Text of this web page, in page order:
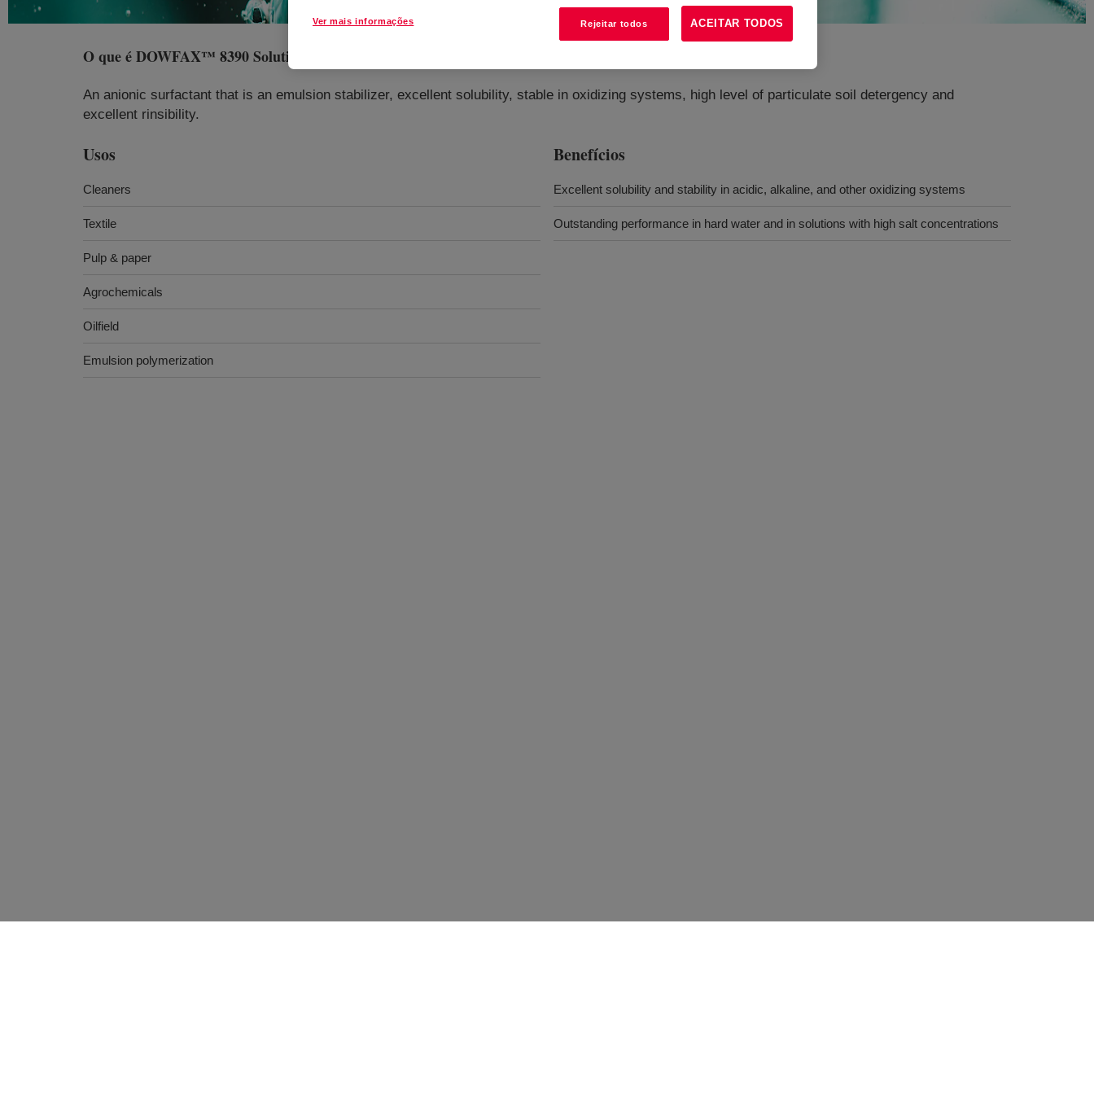
O que éDOWFAX™ 8390 Solution Surfactant
An anionic surfactant that is an emulsion stabilizer, excellent solubility, stable in oxidizing systems, high level of particulate soil detergency and
excellent rinsibility.
Usos
Cleaners
Textile
Pulp & paper
Agrochemicals
Oilfield
Emulsion polymerization
Benefícios
Excellent solubility and stability in acidic, alkaline, and other oxidizing systems
Outstanding performance in hard water and in solutions with high salt concentrations
Ver mais informações Rejeitar todos ACEITAR TODOS